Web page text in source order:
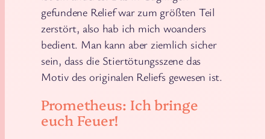
gefundene Relief war zum größten Teil
zerstört, also hab ich mich woanders
bedient. Man kann aber ziemlich sicher
sein, dass die Stiertötungsszene das
Motiv des originalen Reliefs gewesen ist.
Prometheus: Ich bringe
euch Feuer!